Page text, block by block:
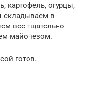
картофель, огурцы,
складываем в
все тщательно
майонезом.
готов.